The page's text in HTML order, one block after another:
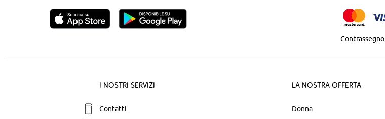
Contrassegno
I nostri servizi
Contatti
La nostra offerta
Donna